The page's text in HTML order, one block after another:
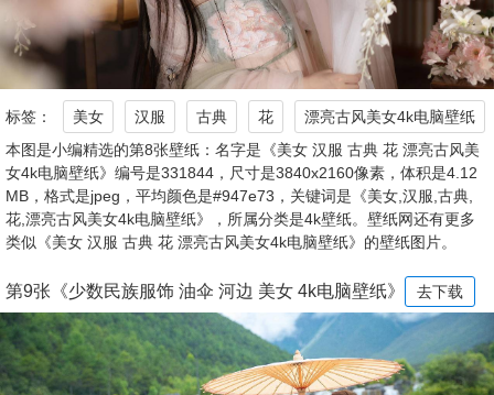
标签： 美女 汉服 古典 花
漂亮古风美女4k电脑壁纸
本图是小编精选的第8张壁纸：名字是《美女 汉服 古典 花 漂亮古风美
女4k电脑壁纸》编号是331844，尺寸是3840x2160像素，体积是4.12
MB，格式是jpeg，平均颜色是#947e73，关键词是《美女,汉服,古典,
花,漂亮古风美女4k电脑壁纸》，所属分类是4k壁纸。壁纸网还有更多
类似《美女 汉服 古典 花 漂亮古风美女4k电脑壁纸》的壁纸图片。
第9张《少数民族服饰 油伞 河边 美女 4k电脑壁纸》 去下载